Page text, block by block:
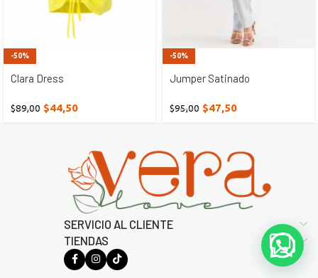
-50%
Clara Dress
$89,00 $44,50
-50%
Jumper Satinado
$95,00 $47,50
SERVICIO AL CLIENTE
TIENDAS